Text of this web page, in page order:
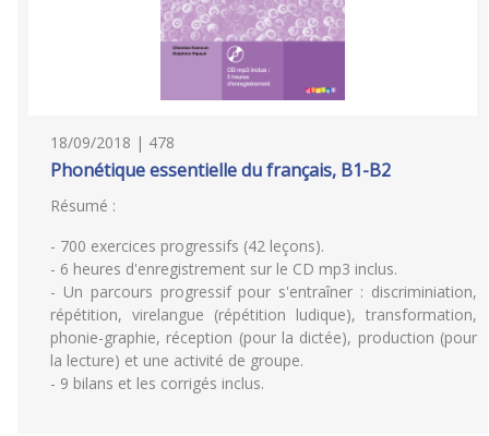
18/09/2018 | 478
Phonétique essentielle du français, B1-B2
Résumé :
- 700 exercices progressifs (42 leçons).
- 6 heures d'enregistrement sur le CD mp3 inclus.
- Un parcours progressif pour s'entraîner : discriminiation,
répétition, virelangue (répétition ludique), transformation,
phonie-graphie, réception (pour la dictée), production (pour
la lecture) et une activité de groupe.
- 9 bilans et les corrigés inclus.